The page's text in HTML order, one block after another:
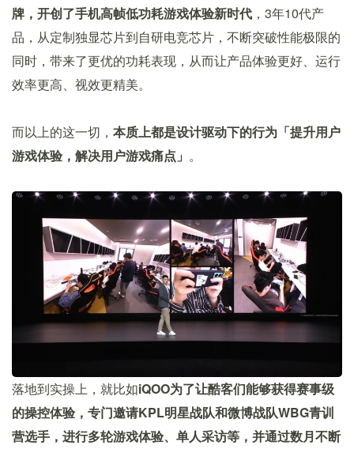
牌，开创了手机高帧低功耗游戏体验新时代 ，3年10代产
品，从定制独显芯片到自研电竞芯片，不断突破性能极限的
同时，带来了更优的功耗表现，从而让产品体验更好、运行
效率更高、视效更精美。
而以上的这一切， 本质上都是设计驱动下的行为「提升用户
游戏体验，解决用户游戏痛点」 。
落地到实操上，就比如iQOO为了让酷客们能够获得赛事级
的操控体验，专门邀请KPL明星战队和微博战队WBG青训
营选手，进行多轮游戏体验、单人采访等，并通过数月不断